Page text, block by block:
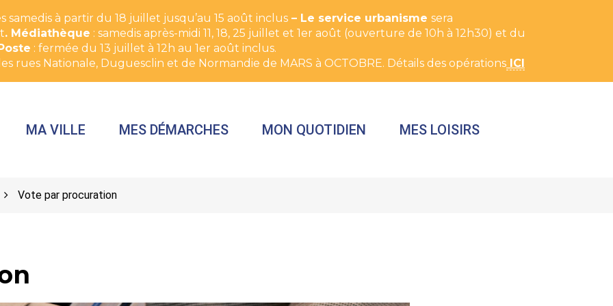
samedis à partir du 18 juillet jusqu’au 15 août inclus – Le service urbanisme sera
. Médiathèque : samedis après-midi 11, 18, 25 juillet et 1er août (ouverture de 10h à 12h30) et du
: fermée du 13 juillet à 12h au 1er août inclus.
rues Nationale, Duguesclin et de Normandie de MARS à OCTOBRE. Détails des opérations ICI
MA VILLE MES DÉMARCHES MON QUOTIDIEN MES LOISIRS
Vote par procuration